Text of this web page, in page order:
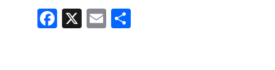
Fa
ce
X E
m
Pa
rt